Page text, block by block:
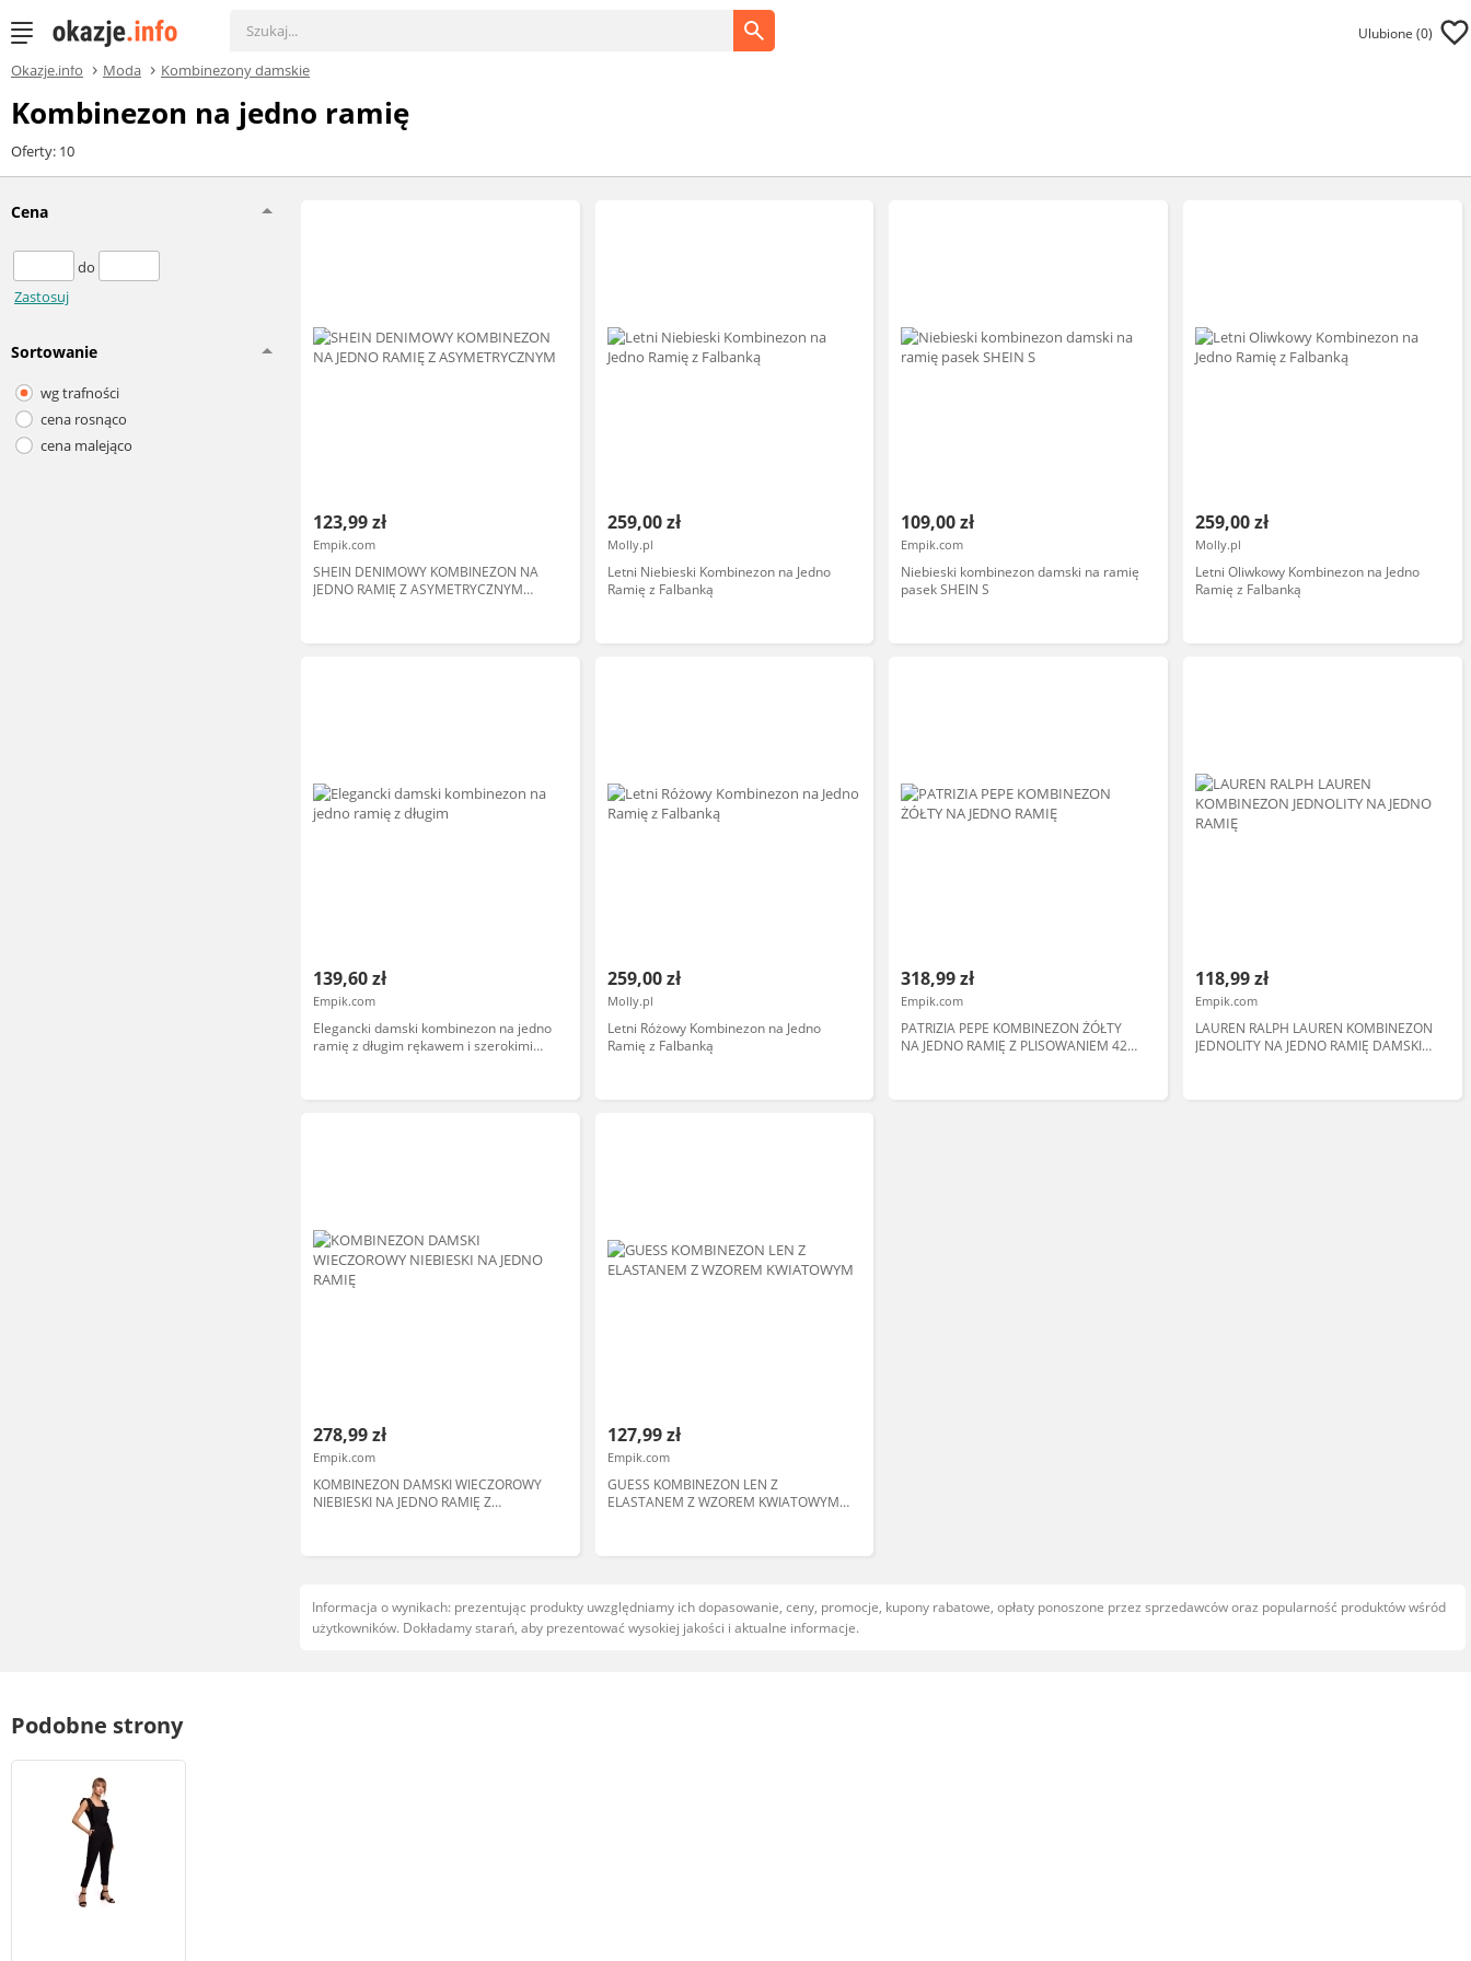
Ulubione (0)
Okazje.info Moda Kombinezony damskie
Kombinezon na jedno ramię
Oferty: 10
Cena
do
Zastosuj
Sortowanie
wg trafności
cena rosnąco
cena malejąco
123,99 zł
Empik.com
SHEIN DENIMOWY KOMBINEZON NA
JEDNO RAMIĘ Z ASYMETRYCZNYM
259,00 zł
Molly.pl
Letni Niebieski Kombinezon na Jedno
Ramię z Falbanką
109,00 zł
Empik.com
Niebieski kombinezon damski na ramię
pasek SHEIN S
259,00 zł
Molly.pl
Letni Oliwkowy Kombinezon na Jedno
Ramię z Falbanką
139,60 zł
Empik.com
Elegancki damski kombinezon na jedno
ramię z długim rękawem i szerokimi
259,00 zł
Molly.pl
Letni Różowy Kombinezon na Jedno
Ramię z Falbanką
318,99 zł
Empik.com
PATRIZIA PEPE KOMBINEZON ŻÓŁTY
NA JEDNO RAMIĘ Z PLISOWANIEM 42
118,99 zł
Empik.com
LAUREN RALPH LAUREN KOMBINEZON
JEDNOLITY NA JEDNO RAMIĘ DAMSKI
278,99 zł
Empik.com
KOMBINEZON DAMSKI WIECZOROWY
NIEBIESKI NA JEDNO RAMIĘ Z
127,99 zł
Empik.com
GUESS KOMBINEZON LEN Z
ELASTANEM Z WZOREM KWIATOWYM
Informacja o wynikach: prezentując produkty uwzględniamy ich dopasowanie, ceny, promocje, kupony rabatowe, opłaty ponoszone przez sprzedawców oraz popularność produktów wśród
użytkowników. Dokładamy starań, aby prezentować wysokiej jakości i aktualne informacje.
Podobne strony